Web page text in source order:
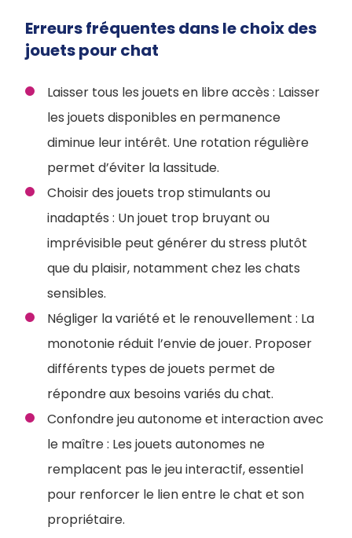
Erreurs fréquentes dans le choix des
jouets pour chat
Laisser tous les jouets en libre accès : Laisser
les jouets disponibles en permanence
diminue leur intérêt. Une rotation régulière
permet d’éviter la lassitude.
Choisir des jouets trop stimulants ou
inadaptés : Un jouet trop bruyant ou
imprévisible peut générer du stress plutôt
que du plaisir, notamment chez les chats
sensibles.
Négliger la variété et le renouvellement : La
monotonie réduit l’envie de jouer. Proposer
différents types de jouets permet de
répondre aux besoins variés du chat.
Confondre jeu autonome et interaction avec
le maître : Les jouets autonomes ne
remplacent pas le jeu interactif, essentiel
pour renforcer le lien entre le chat et son
propriétaire.